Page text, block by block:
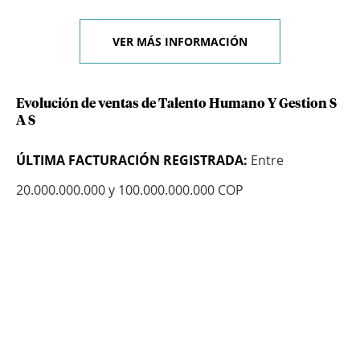
VER MÁS INFORMACIÓN
Evolución de ventas de Talento Humano Y Gestion S
A S
ÚLTIMA FACTURACIÓN REGISTRADA: Entre
20.000.000.000 y 100.000.000.000 COP